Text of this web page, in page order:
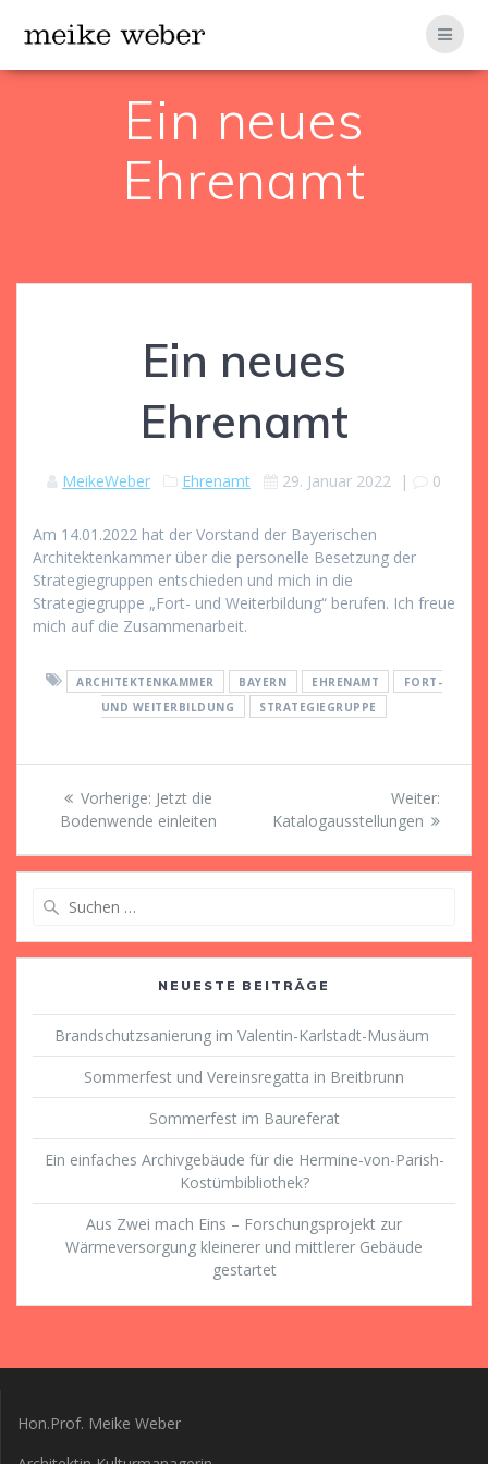
Ein neues
Ehrenamt
Ein neues
Ehrenamt
MeikeWeber Ehrenamt 29. Januar 2022 | 0
Am 14.01.2022 hat der Vorstand der Bayerischen
Architektenkammer über die personelle Besetzung der
Strategiegruppen entschieden und mich in die
Strategiegruppe „Fort- und Weiterbildung“ berufen. Ich freue
mich auf die Zusammenarbeit.
ARCHITEKTENKAMMER BAYERN EHRENAMT
FORT-
UND WEITERBILDUNG
STRATEGIEGRUPPE
Beitragsnavigation
Vorherige: Vorheriger
Beitrag:
Jetzt die
Bodenwende einleiten
Weiter:
Katalogausstellungen
NEUESTE BEITRÄGE
Brandschutzsanierung im Valentin-Karlstadt-Musäum
Sommerfest und Vereinsregatta in Breitbrunn
Sommerfest im Baureferat
Ein einfaches Archivgebäude für die Hermine-von-Parish-
Kostümbibliothek?
Aus Zwei mach Eins – Forschungsprojekt zur
Wärmeversorgung kleinerer und mittlerer Gebäude
gestartet
Hon.Prof. Meike Weber